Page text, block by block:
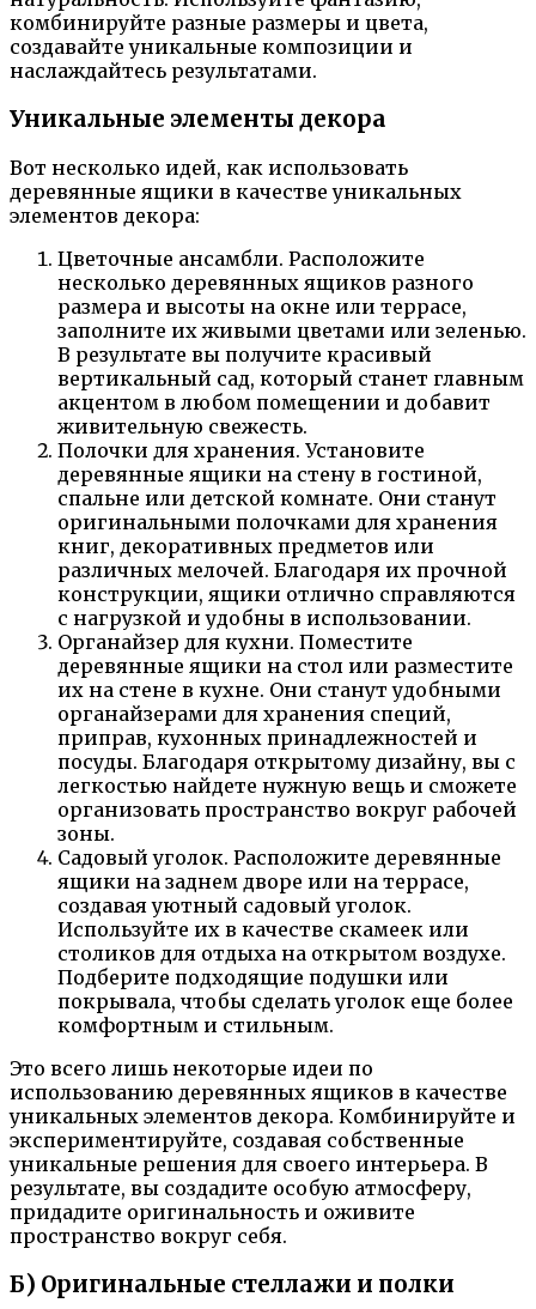
комбинируйте разные размеры и цвета,
создавайте уникальные композиции и
наслаждайтесь результатами.
Уникальные элементы декора
Вот несколько идей, как использовать
деревянные ящики в качестве уникальных
элементов декора:
Цветочные ансамбли. Расположите
несколько деревянных ящиков разного
размера и высоты на окне или террасе,
заполните их живыми цветами или зеленью.
В результате вы получите красивый
вертикальный сад, который станет главным
акцентом в любом помещении и добавит
живительную свежесть.
Полочки для хранения. Установите
деревянные ящики на стену в гостиной,
спальне или детской комнате. Они станут
оригинальными полочками для хранения
книг, декоративных предметов или
различных мелочей. Благодаря их прочной
конструкции, ящики отлично справляются
с нагрузкой и удобны в использовании.
Органайзер для кухни. Поместите
деревянные ящики на стол или разместите
их на стене в кухне. Они станут удобными
органайзерами для хранения специй,
приправ, кухонных принадлежностей и
посуды. Благодаря открытому дизайну, вы с
легкостью найдете нужную вещь и сможете
организовать пространство вокруг рабочей
зоны.
Садовый уголок. Расположите деревянные
ящики на заднем дворе или на террасе,
создавая уютный садовый уголок.
Используйте их в качестве скамеек или
столиков для отдыха на открытом воздухе.
Подберите подходящие подушки или
покрывала, чтобы сделать уголок еще более
комфортным и стильным.
Это всего лишь некоторые идеи по
использованию деревянных ящиков в качестве
уникальных элементов декора. Комбинируйте и
экспериментируйте, создавая собственные
уникальные решения для своего интерьера. В
результате, вы создадите особую атмосферу,
придадите оригинальность и оживите
пространство вокруг себя.
Б) Оригинальные стеллажи и полки